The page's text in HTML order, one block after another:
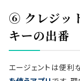
⑥ クレジッ
キーの出番
エージェントは便利